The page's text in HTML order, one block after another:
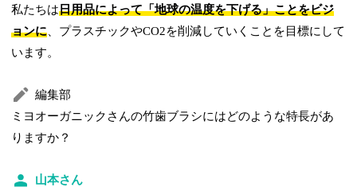
私たちは日用品によって「地球の温度を下げる」ことをビジ
ョンに 、プラスチックやCO2を削減していくことを目標にして
います。
編集部
ミヨオーガニックさんの竹歯ブラシにはどのような特長があ
りますか？
山本さん